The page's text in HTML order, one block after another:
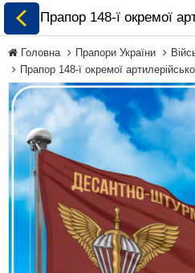
Всі Прапори
Прапори України
Прапори Світу за
Континентами
Головна Прапори України
Прапор 148-ї окремої